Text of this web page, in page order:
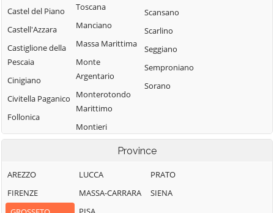
Castel del Piano
Castell'Azzara
Castiglione della
Pescaia
Cinigiano
Civitella Paganico
Follonica
Gavorrano
Toscana
Manciano
Massa Marittima
Monte
Argentario
Monterotondo
Marittimo
Montieri
Scansano
Scarlino
Seggiano
Semproniano
Sorano
Province
AREZZO
FIRENZE
LUCCA
MASSA-CARRARA
PRATO
SIENA